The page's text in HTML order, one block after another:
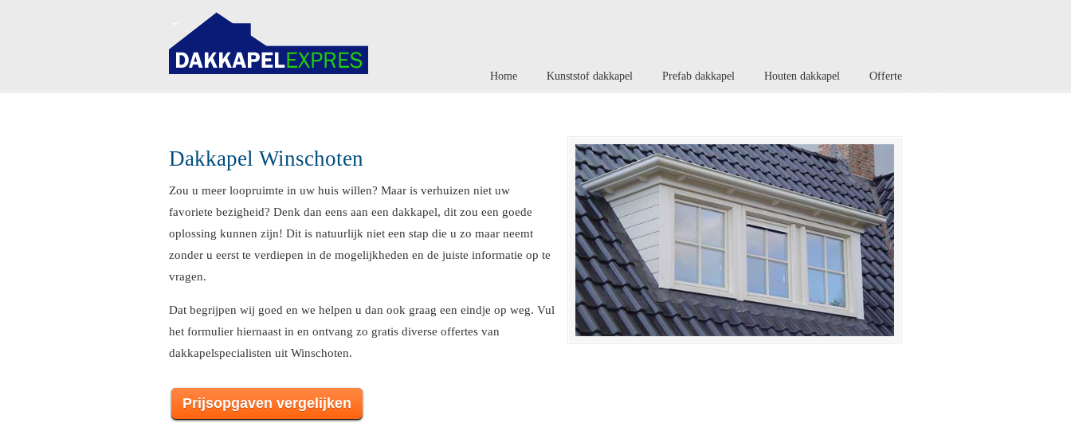
Home Kunststof dakkapel Prefab dakkapel Houten dakkapel Offerte
Navigation
Dakkapel Winschoten
Zou u meer loopruimte in uw huis willen? Maar is verhuizen niet uw
favoriete bezigheid? Denk dan eens aan een dakkapel, dit zou een goede
oplossing kunnen zijn! Dit is natuurlijk niet een stap die u zo maar neemt
zonder u eerst te verdiepen in de mogelijkheden en de juiste informatie op te
vragen.
Dat begrijpen wij goed en we helpen u dan ook graag een eindje op weg. Vul
het formulier hiernaast in en ontvang zo gratis diverse offertes van
dakkapelspecialisten uit Winschoten.
Prijsopgaven vergelijken